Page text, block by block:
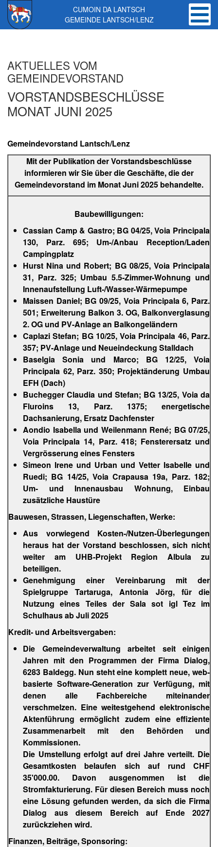
Skip to main content
CUMOIN DA LANTSCH
GEMEINDE LANTSCH/LENZ
AKTUELLES VOM
GEMEINDEVORSTAND
VORSTANDSBESCHLÜSSE
MONAT JUNI 2025
Gemeindevorstand Lantsch/Lenz
Mit der Publikation der Vorstandsbeschlüsse
informieren wir Sie über die Geschäfte, die der
Gemeindevorstand im Monat Juni 2025 behandelte.
Baubewilligungen:
Cassian Camp & Gastro; BG 04/25, Voia Principala
130, Parz. 695; Um-/Anbau Reception/Laden
Campingplatz
Hurst Nina und Robert; BG 08/25, Voia Principala
31, Parz. 325; Umbau 5.5-Zimmer-Wohnung und
Innenaufstellung Luft-/Wasser-Wärmepumpe
Maissen Daniel; BG 09/25, Voia Principala 6, Parz.
501; Erweiterung Balkon 3. OG, Balkonverglasung
2. OG und PV-Anlage an Balkongeländern
Caplazi Stefan; BG 10/25, Voia Principala 46, Parz.
357; PV-Anlage und Neueindeckung Stalldach
Baselgia Sonia und Marco; BG 12/25, Voia
Principala 62, Parz. 350; Projektänderung Umbau
EFH (Dach)
Buchegger Claudia und Stefan; BG 13/25, Voia da
Fluroins 13, Parz. 1375; energetische
Dachsanierung, Ersatz Dachfenster
Aondio Isabella und Weilenmann René; BG 07/25,
Voia Principala 14, Parz. 418; Fensterersatz und
Vergrösserung eines Fensters
Simeon Irene und Urban und Vetter Isabelle und
Ruedi; BG 14/25, Voia Crapausa 19a, Parz. 182;
Um- und Innenausbau Wohnung, Einbau
zusätzliche Haustüre
Bauwesen, Strassen, Liegenschaften, Werke:
Aus vorwiegend Kosten-/Nutzen-Überlegungen
heraus hat der Vorstand beschlossen, sich nicht
weiter am UHB-Projekt Region Albula zu
beteiligen.
Genehmigung einer Vereinbarung mit der
Spielgruppe Tartaruga, Antonia Jörg, für die
Nutzung eines Teiles der Sala sot igl Tez im
Schulhaus ab Juli 2025
Kredit- und Arbeitsvergaben:
Die Gemeindeverwaltung arbeitet seit einigen
Jahren mit den Programmen der Firma Dialog,
6283 Baldegg. Nun steht eine komplett neue, web-
basierte Software-Generation zur Verfügung, mit
denen alle Fachbereiche miteinander
verschmelzen. Eine weitestgehend elektronische
Aktenführung ermöglicht zudem eine effiziente
Zusammenarbeit mit den Behörden und
Kommissionen.
Die Umstellung erfolgt auf drei Jahre verteilt. Die
Gesamtkosten belaufen sich auf rund CHF
35'000.00. Davon ausgenommen ist die
Stromfakturierung. Für diesen Bereich muss noch
eine Lösung gefunden werden, da sich die Firma
Dialog aus diesem Bereich auf Ende 2027
zurückziehen wird.
Finanzen, Beiträge, Sponsoring: